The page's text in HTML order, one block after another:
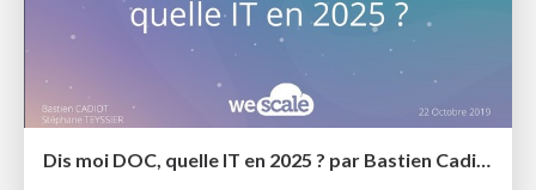
Dis moi DOC, quelle IT en 2025 ? par Bastien Cadiot et Stéphane Teyssier